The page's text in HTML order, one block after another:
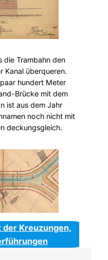
die Trambahn den
Kanal überqueren.
hundert Meter
Brücke mit dem
ist aus dem Jahr
noch nicht mit
deckungsgleich.
Kreuzungen,